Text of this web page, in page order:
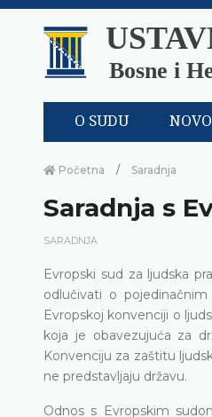
Bosne i
O SUDU
Početna Saradnja
Saradnja s
SARADNJA
Evropski sud za ljudska
odlučivati o
Evropskoj konvenciji o
koja je obavezujuća za
Konvenciju za zaštitu
ne predstavljaju državu.
Odnos s Evropskim